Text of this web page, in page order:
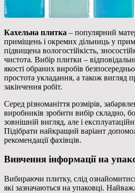
Кахельна плитка – популярний
приміщень і окремих дільниць у
підвищена вологостійкість,
чистота. Вибір плитки –
якості обраних виробів
простота укладання, а також вигляд
закінчення робіт.
Серед різноманіття розмірів,
виробників зробити вибір складно,
зовнішній вигляд, але і
Підібрати найкращий варіант
рекомендації фахівців.
Вивчення інформації на
Вибираючи плитку, слід
які зазначаються на упаковці.